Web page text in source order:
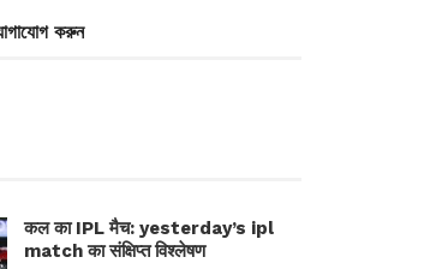
করুন
कल का IPL मैच: yesterday’s ipl
match का संक्षिप्त विश्लेषण